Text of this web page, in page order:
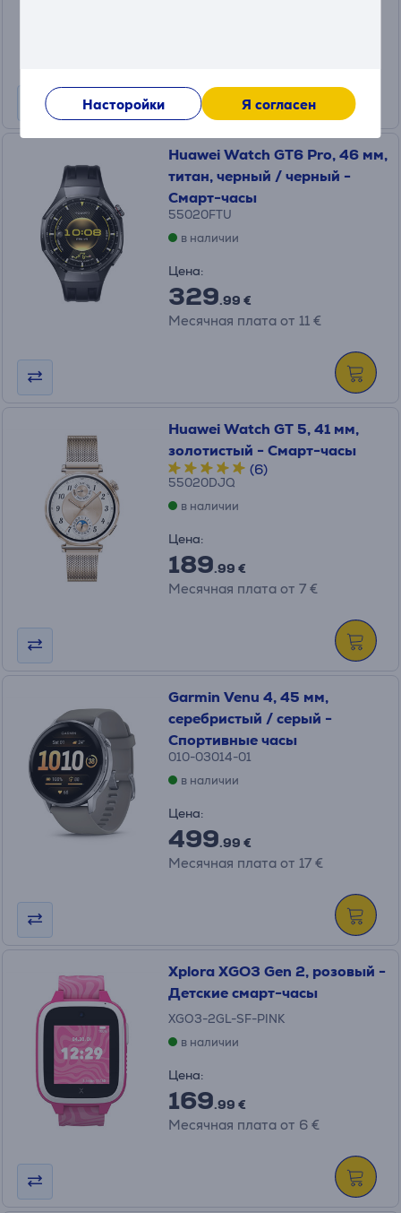
Насторойки Я согласен
Huawei Watch GT6 Pro, 46 мм,
титан, черный / черный -
Смарт-часы
55020FTU
в наличии
Цена:
329.99 €
Месячная плата от 11 €
Huawei Watch GT 5, 41 мм,
золотистый - Смарт-часы
(6)
55020DJQ
в наличии
Цена:
189.99 €
Месячная плата от 7 €
Garmin Venu 4, 45 мм,
серебристый / серый -
Спортивные часы
010-03014-01
в наличии
Цена:
499.99 €
Месячная плата от 17 €
Xplora XGO3 Gen 2, розовый -
Детские смарт-часы
XGO3-2GL-SF-PINK
в наличии
Цена:
169.99 €
Месячная плата от 6 €